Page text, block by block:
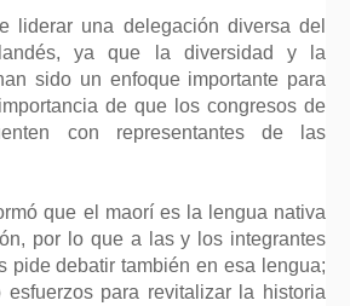
liderar una delegación diversa del
ya que la diversidad y la
sido un enfoque importante para
de que los congresos de
con representantes de las
que el maorí es la lengua nativa
por lo que a las y los integrantes
pide debatir también en esa lengua;
esfuerzos para revitalizar la historia